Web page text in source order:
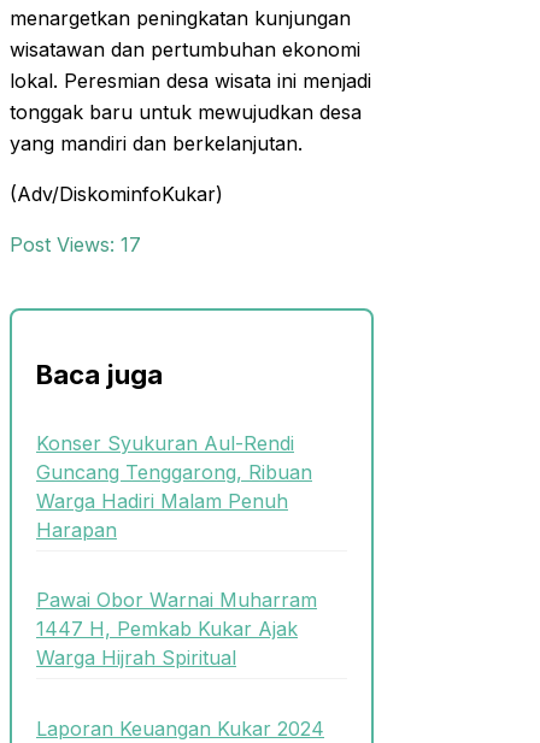
menargetkan peningkatan kunjungan
wisatawan dan pertumbuhan ekonomi
lokal. Peresmian desa wisata ini menjadi
tonggak baru untuk mewujudkan desa
yang mandiri dan berkelanjutan.
(Adv/DiskominfoKukar)
Post Views: 17
Baca juga
Konser Syukuran Aul-Rendi
Guncang Tenggarong, Ribuan
Warga Hadiri Malam Penuh
Harapan
Pawai Obor Warnai Muharram
1447 H, Pemkab Kukar Ajak
Warga Hijrah Spiritual
Laporan Keuangan Kukar 2024